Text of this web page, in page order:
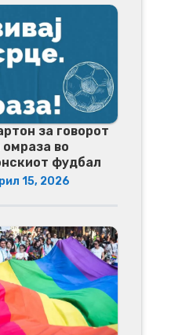
за говорот
омраза во
фудбал
15, 2026